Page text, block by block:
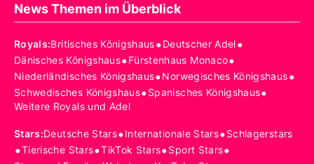
News Themen im Überblick
Royals:Britisches Königshaus•Deutscher Adel•
Dänisches Königshaus•Fürstenhaus Monaco•
Niederländisches Königshaus•Norwegisches Königshaus•
Schwedisches Königshaus•Spanisches Königshaus•
Weitere Royals und Adel
Stars:Deutsche Stars•Internationale Stars•Schlagerstars
•Tierische Stars•TikTok Stars•Sport Stars•